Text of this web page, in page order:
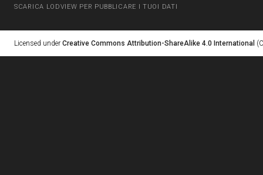
SCARICA LODVIEW PER PUBBLICARE I TUOI DATI
Licensed under Creative Commons Attribution-ShareAlike 4.0 International